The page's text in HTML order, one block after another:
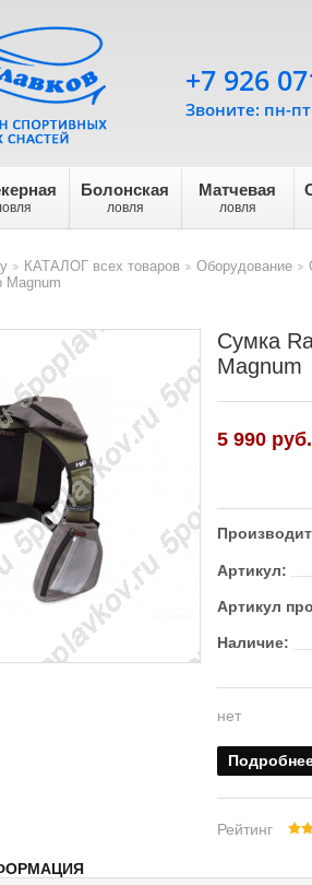
Болонская
ловля
Матчевая
ловля
+7 926
Звоните: пн-
>
КАТАЛОГ всех товаров
Оборудование
Magnum
Сумка
Magnum
5 990 руб.
Артикул:
Артикул
Наличие:
нет
Рейтинг